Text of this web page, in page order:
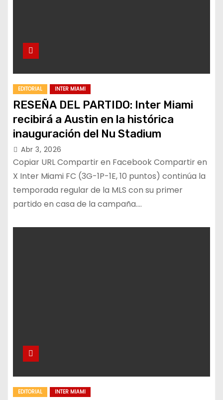
EDITORIAL INTER MIAMI
RESEÑA DEL PARTIDO: Inter Miami
recibirá a Austin en la histórica
inauguración del Nu Stadium
Abr 3, 2026
Copiar URL Compartir en Facebook Compartir en
X Inter Miami FC (3G-1P-1E, 10 puntos) continúa la
temporada regular de la MLS con su primer
partido en casa de la campaña.…
EDITORIAL INTER MIAMI